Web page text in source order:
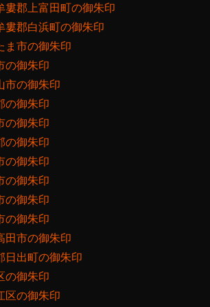
婁郡上富田町の御朱印
婁郡白浜町の御朱印
ま市の御朱印
の御朱印
市の御朱印
の御朱印
の御朱印
の御朱印
の御朱印
の御朱印
の御朱印
の御朱印
田市の御朱印
日出町の御朱印
の御朱印
区の御朱印